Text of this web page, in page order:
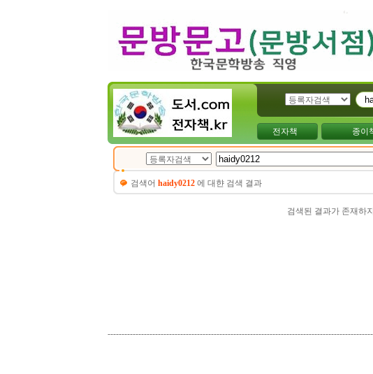
전자책 종이
검색어 haidy0212 에 대햔 검색 결과
검색된 결과가 존재하